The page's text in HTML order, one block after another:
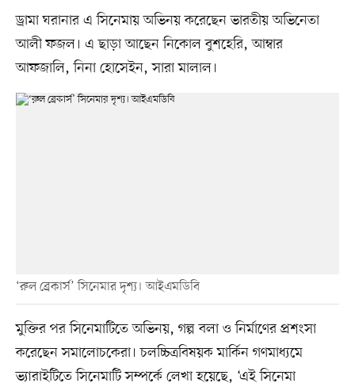
ড্রামা ঘরানার এ সিনেমায় অভিনয় করেছেন ভারতীয় অভিনেতা
আলী ফজল। এ ছাড়া আছেন নিকোল বুশহেরি, আম্বার
আফজালি, নিনা হোসেইন, সারা মালাল।
‘রুল ব্রেকার্স’ সিনেমার দৃশ্য। আইএমডিবি
মুক্তির পর সিনেমাটিতে অভিনয়, গল্প বলা ও নির্মাণের প্রশংসা
করেছেন সমালোচকেরা। চলচ্চিত্রবিষয়ক মার্কিন গণমাধ্যমে
ভ্যারাইটিতে সিনেমাটি সম্পর্কে লেখা হয়েছে, ‘এই সিনেমা